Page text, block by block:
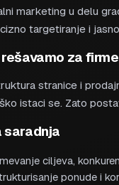
marketing u delu
targetiranje i
za
stranice i
istaci se. Zato
saradnja
ciljeva,
ponude i